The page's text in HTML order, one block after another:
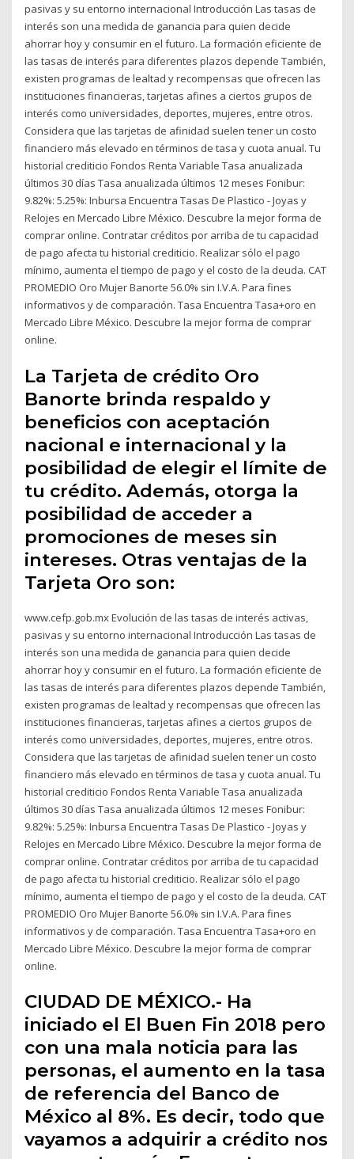
pasivas y su entorno internacional Introducción Las tasas de
interés son una medida de ganancia para quien decide
ahorrar hoy y consumir en el futuro. La formación eficiente de
las tasas de interés para diferentes plazos depende También,
existen programas de lealtad y recompensas que ofrecen las
instituciones financieras, tarjetas afines a ciertos grupos de
interés como universidades, deportes, mujeres, entre otros.
Considera que las tarjetas de afinidad suelen tener un costo
financiero más elevado en términos de tasa y cuota anual. Tu
historial crediticio Fondos Renta Variable Tasa anualizada
últimos 30 días Tasa anualizada últimos 12 meses Fonibur:
9.82%: 5.25%: Inbursa Encuentra Tasas De Plastico - Joyas y
Relojes en Mercado Libre México. Descubre la mejor forma de
comprar online. Contratar créditos por arriba de tu capacidad
de pago afecta tu historial crediticio. Realizar sólo el pago
mínimo, aumenta el tiempo de pago y el costo de la deuda. CAT
PROMEDIO Oro Mujer Banorte 56.0% sin I.V.A. Para fines
informativos y de comparación. Tasa Encuentra Tasa+oro en
Mercado Libre México. Descubre la mejor forma de comprar
online.
La Tarjeta de crédito Oro
Banorte brinda respaldo y
beneficios con aceptación
nacional e internacional y la
posibilidad de elegir el límite de
tu crédito. Además, otorga la
posibilidad de acceder a
promociones de meses sin
intereses. Otras ventajas de la
Tarjeta Oro son:
www.cefp.gob.mx Evolución de las tasas de interés activas,
pasivas y su entorno internacional Introducción Las tasas de
interés son una medida de ganancia para quien decide
ahorrar hoy y consumir en el futuro. La formación eficiente de
las tasas de interés para diferentes plazos depende También,
existen programas de lealtad y recompensas que ofrecen las
instituciones financieras, tarjetas afines a ciertos grupos de
interés como universidades, deportes, mujeres, entre otros.
Considera que las tarjetas de afinidad suelen tener un costo
financiero más elevado en términos de tasa y cuota anual. Tu
historial crediticio Fondos Renta Variable Tasa anualizada
últimos 30 días Tasa anualizada últimos 12 meses Fonibur:
9.82%: 5.25%: Inbursa Encuentra Tasas De Plastico - Joyas y
Relojes en Mercado Libre México. Descubre la mejor forma de
comprar online. Contratar créditos por arriba de tu capacidad
de pago afecta tu historial crediticio. Realizar sólo el pago
mínimo, aumenta el tiempo de pago y el costo de la deuda. CAT
PROMEDIO Oro Mujer Banorte 56.0% sin I.V.A. Para fines
informativos y de comparación. Tasa Encuentra Tasa+oro en
Mercado Libre México. Descubre la mejor forma de comprar
online.
CIUDAD DE MÉXICO.- Ha
iniciado el El Buen Fin 2018 pero
con una mala noticia para las
personas, el aumento en la tasa
de referencia del Banco de
México al 8%. Es decir, todo que
vayamos a adquirir a crédito nos